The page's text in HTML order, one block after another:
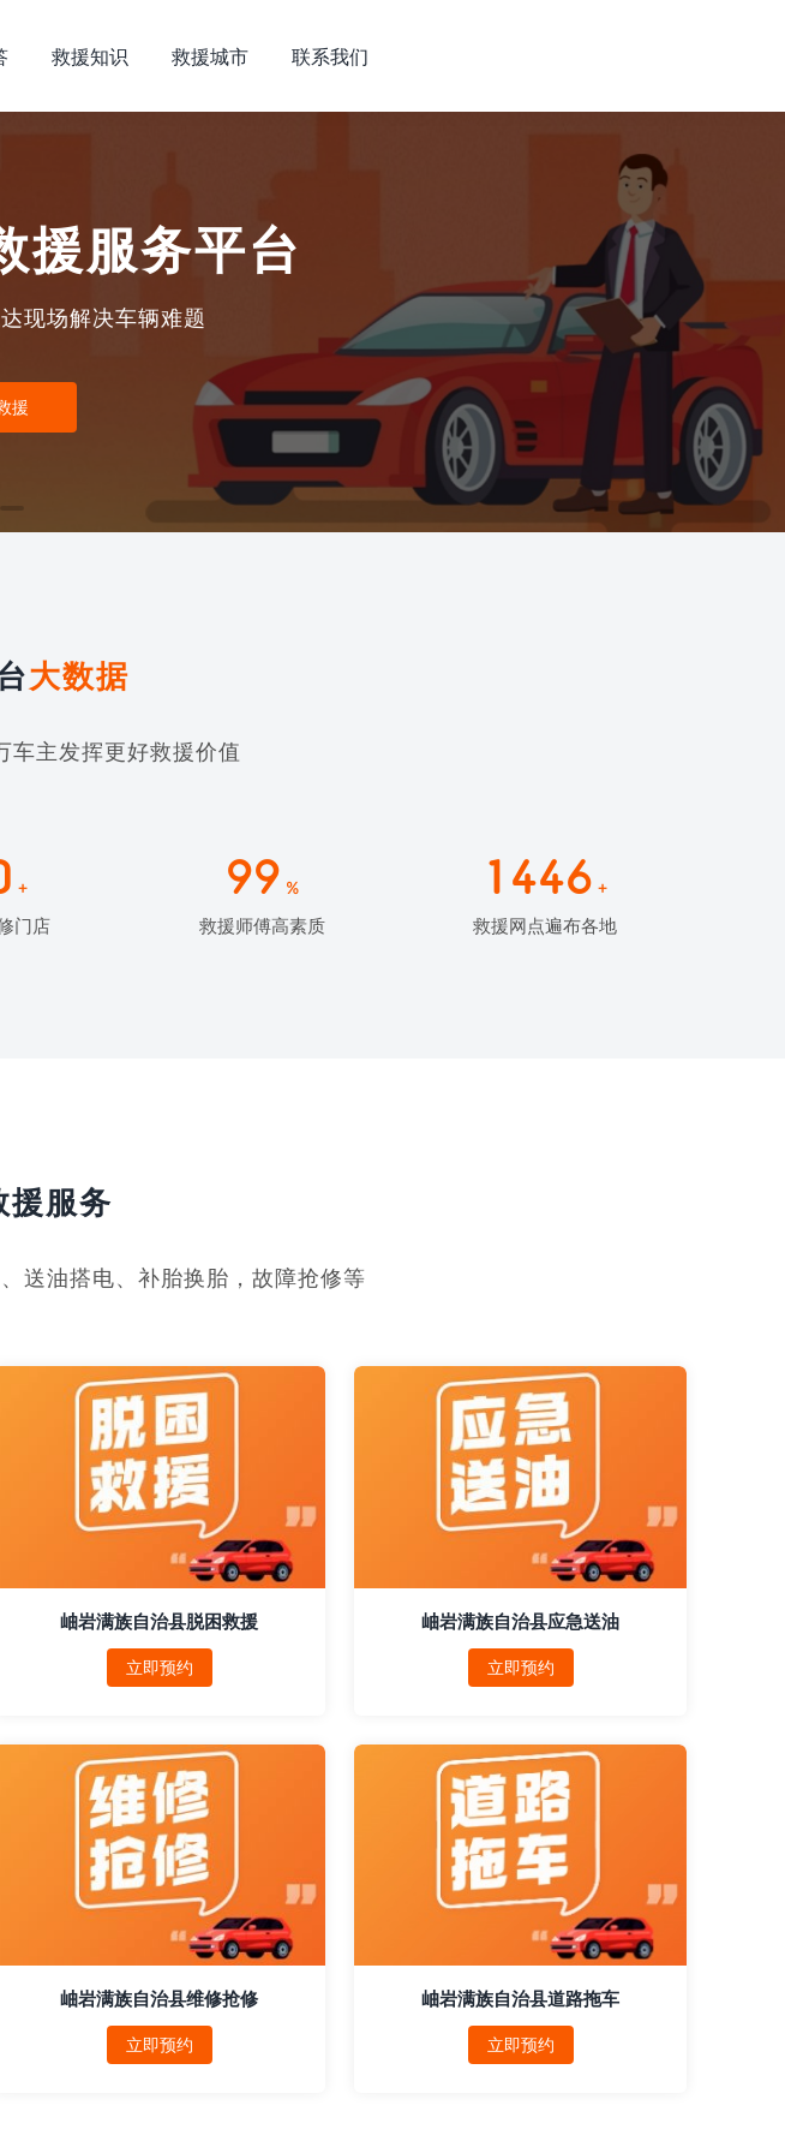
救援知识 救援城市 联系我们
援服务平台
现场解决车辆难题
援
大数据
车主发挥更好救援价值
+
门店
99 %
救援师傅高素质
1446 +
救援网点遍布各地
援服务
送油搭电、补胎换胎，故障抢修等
岫岩满族自治县脱困救援
立即预约
岫岩满族自治县应急送油
立即预约
岫岩满族自治县维修抢修
立即预约
岫岩满族自治县道路拖车
立即预约